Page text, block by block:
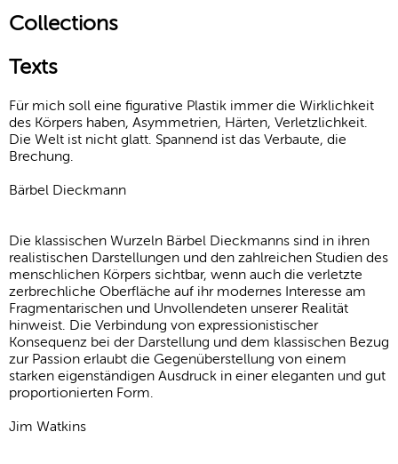
Collections
Texts
Für mich soll eine figurative Plastik immer die Wirklichkeit
des Körpers haben, Asymmetrien, Härten, Verletzlichkeit.
Die Welt ist nicht glatt. Spannend ist das Verbaute, die
Brechung.
Bärbel Dieckmann
Die klassischen Wurzeln Bärbel Dieckmanns sind in ihren
realistischen Darstellungen und den zahlreichen Studien des
menschlichen Körpers sichtbar, wenn auch die verletzte
zerbrechliche Oberfläche auf ihr modernes Interesse am
Fragmentarischen und Unvollendeten unserer Realität
hinweist. Die Verbindung von expressionistischer
Konsequenz bei der Darstellung und dem klassischen Bezug
zur Passion erlaubt die Gegenüberstellung von einem
starken eigenständigen Ausdruck in einer eleganten und gut
proportionierten Form.
Jim Watkins